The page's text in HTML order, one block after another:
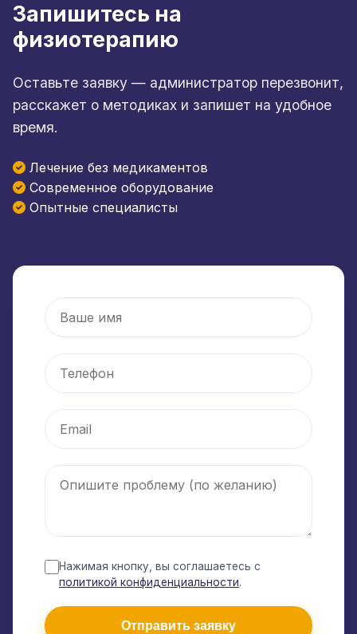
Запишитесь на
физиотерапию
Оставьте заявку — администратор перезвонит,
расскажет о методиках и запишет на удобное
время.
Лечение без медикаментов
Современное оборудование
Опытные специалисты
Нажимая кнопку, вы соглашаетесь с
политикой конфиденциальности.
Отправить заявку